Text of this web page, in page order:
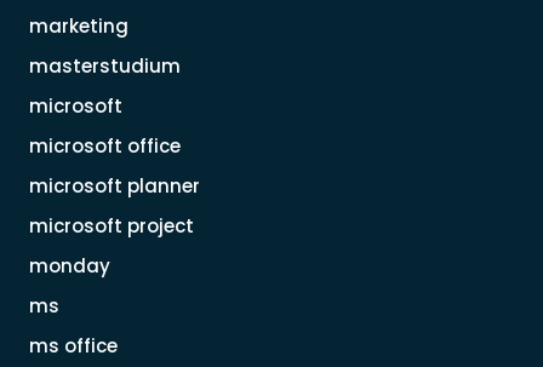
marketing
masterstudium
microsoft
microsoft office
microsoft planner
microsoft project
monday
ms
ms office